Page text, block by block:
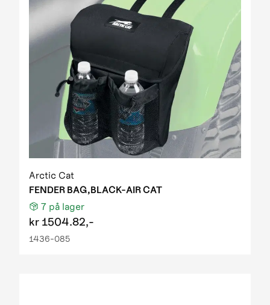
Arctic Cat
FENDER BAG,BLACK-AIR CAT
7 på lager
kr 1504.82,-
1436-085